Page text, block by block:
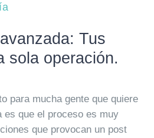
Tus
sola operación.
para mucha gente que quiere
es que el proceso es muy
que provocan un post